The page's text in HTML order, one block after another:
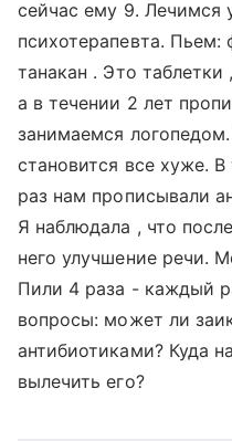
сейчас ему 9. Лечимся
психотерапевта. Пьем:
танакан . Это
а в течении 2 лет
занимаемся
становится все хуже.
раз нам прописывали
Я наблюдала , что
него улучшение речи.
Пили 4 раза - каждый
вопросы: может ли
антибиотиками? Куда
вылечить его?